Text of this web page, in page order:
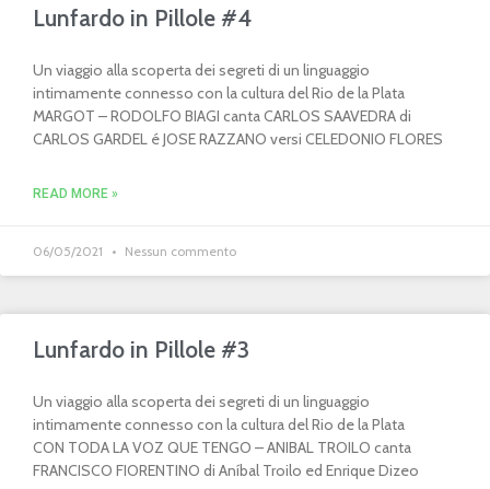
Lunfardo in Pillole #4
Un viaggio alla scoperta dei segreti di un linguaggio
intimamente connesso con la cultura del Rio de la Plata
MARGOT – RODOLFO BIAGI canta CARLOS SAAVEDRA di
CARLOS GARDEL é JOSE RAZZANO versi CELEDONIO FLORES
READ MORE »
06/05/2021 Nessun commento
Lunfardo in Pillole #3
Un viaggio alla scoperta dei segreti di un linguaggio
intimamente connesso con la cultura del Rio de la Plata
CON TODA LA VOZ QUE TENGO – ANIBAL TROILO canta
FRANCISCO FIORENTINO di Aníbal Troilo ed Enrique Dizeo